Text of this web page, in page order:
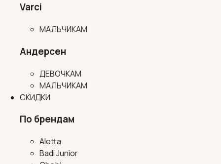
Varci
МАЛЬЧИКАМ
Андерсен
ДЕВОЧКАМ
МАЛЬЧИКАМ
СКИДКИ
По брендам
Aletta
Badi Junior